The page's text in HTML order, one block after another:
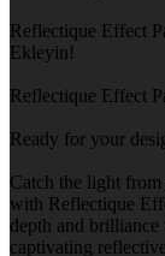
Reflectique Effect
Ekleyin!
Reflectique Effect
Ready for your
Catch the light
with Reflectique
depth and brilliance
captivating